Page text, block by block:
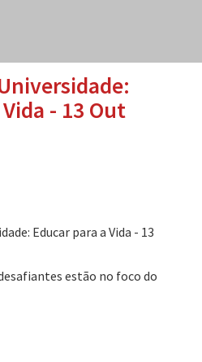
- 13 Out
estão no foco do